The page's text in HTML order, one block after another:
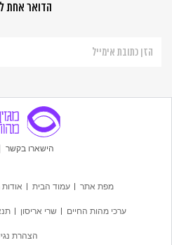
הדואר אחת
לניוזלטר
החיים
הישארו בקשר
מפת אתר עמוד הבית
ערכי מהות החיים שרי אריסון
הצהרת